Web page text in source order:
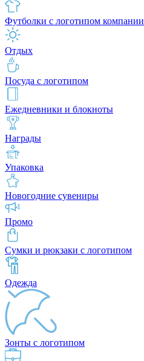
Футболки с логотипом компании
Отдых
Посуда с логотипом
Ежедневники и блокноты
Награды
Упаковка
Новогодние сувениры
Промо
Сумки и рюкзаки с логотипом
Одежда
Зонты с логотипом